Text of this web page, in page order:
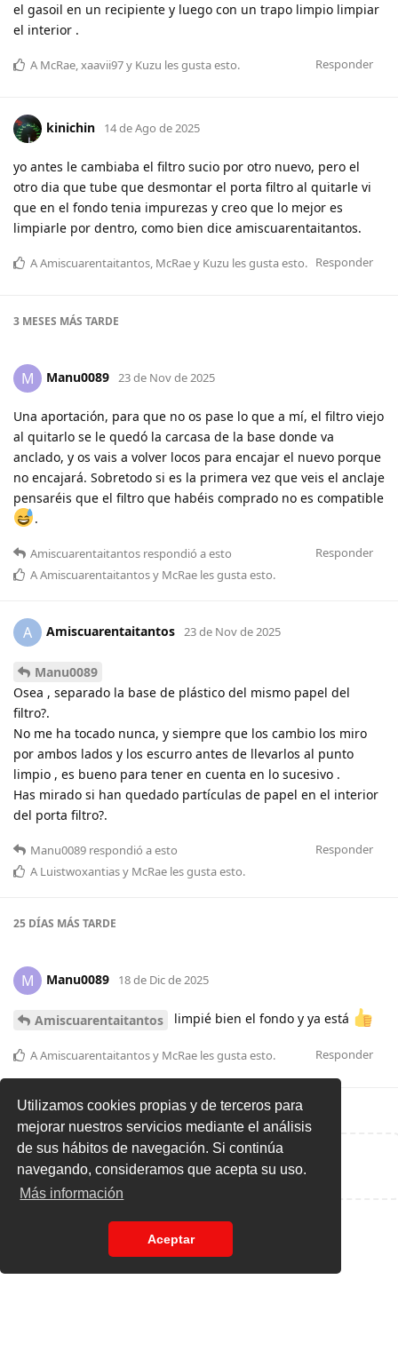
Utilizamos cookies propias y de terceros para
mejorar nuestros servicios mediante el análisis
de sus hábitos de navegación. Si continúa
navegando, consideramos que acepta su uso.
Más información
Aceptar
el gasoil en un recipiente y luego con un trapo limpio limpiar
el interior .
Responder
A McRae,xaavii97y Kuzu les gusta esto.
kinichin 14 de Ago de 2025
yo antes le cambiaba el filtro sucio por otro nuevo, pero el
otro dia que tube que desmontar el porta filtro al quitarle vi
que en el fondo tenia impurezas y creo que lo mejor es
limpiarle por dentro, como bien dice amiscuarentaitantos.
Responder
AAmiscuarentaitantos, McRaey Kuzu les gusta esto.
3 MESES MÁS TARDE
M Manu0089 23 de Nov de 2025
Una aportación, para que no os pase lo que a mí, el filtro viejo
al quitarlo se le quedó la carcasa de la base donde va
anclado, y os vais a volver locos para encajar el nuevo porque
no encajará. Sobretodo si es la primera vez que veis el anclaje
pensaréis que el filtro que habéis comprado no es compatible
.
Responder
Amiscuarentaitantos respondió a esto
AAmiscuarentaitantosy McRae les gusta esto.
A Amiscuarentaitantos 23 de Nov de 2025
Manu0089
Osea , separado la base de plástico del mismo papel del
filtro?.
No me ha tocado nunca, y siempre que los cambio los miro
por ambos lados y los escurro antes de llevarlos al punto
limpio , es bueno para tener en cuenta en lo sucesivo .
Has mirado si han quedado partículas de papel en el interior
del porta filtro?.
Responder
Manu0089 respondió a esto
A Luistwoxantiasy McRae les gusta esto.
25 DÍAS MÁS TARDE
M Manu0089 18 de Dic de 2025
Amiscuarentaitantos limpié bien el fondo y ya está
Responder
AAmiscuarentaitantosy McRae les gusta esto.
Escribe una respuesta...